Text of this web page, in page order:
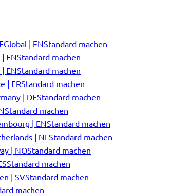
Global | ENStandard machen
ENStandard machen
ENStandard machen
| FRStandard machen
| DEStandard machen
Standard machen
| ENStandard machen
| NL Standard machen
| NOStandard machen
Standard machen
| SVStandard machen
machen